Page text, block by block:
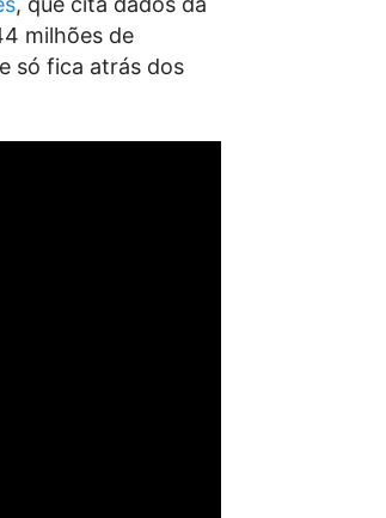
milhões de
só fica atrás dos